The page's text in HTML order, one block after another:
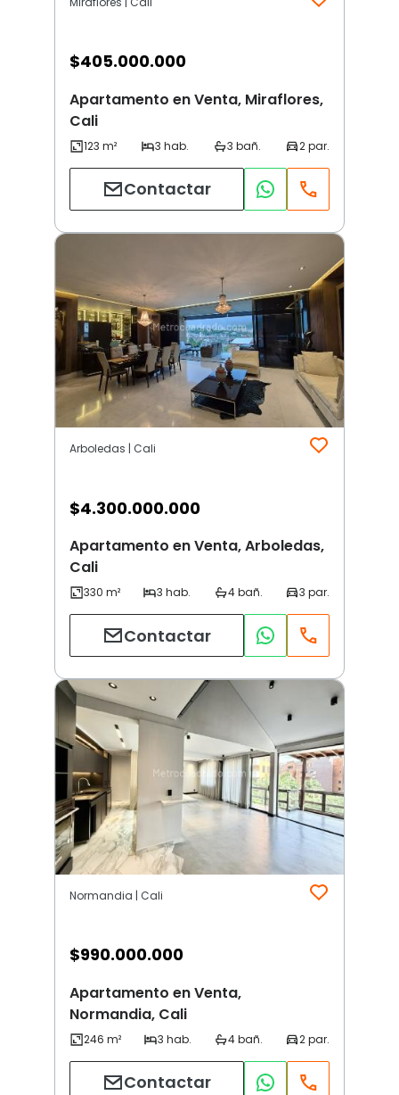
$405.000.000
Apartamento en Venta, Miraflores,
Cali
Contactar
Arboledas | Cali
$4.300.000.000
Apartamento en Venta, Arboledas,
Cali
Contactar
Normandia | Cali
$990.000.000
Apartamento en Venta,
Normandia, Cali
Contactar